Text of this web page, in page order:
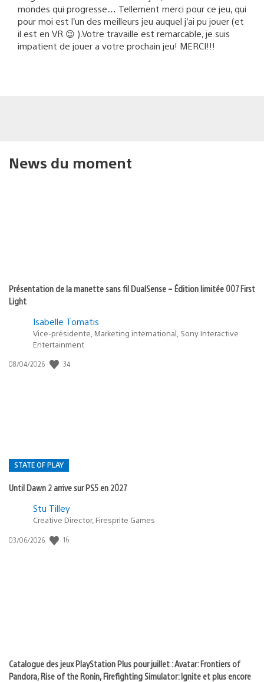
mondes qui progresse… Tellement merci pour ce jeu, qui
pour moi est l’un des meilleurs jeu auquel j’ai pu jouer (et
il est en VR 😉 ).Votre travaille est remarcable, je suis
impatient de jouer a votre prochain jeu! MERCI!!!
News du moment
Présentation de la manette sans fil DualSense – Édition limitée 007 First
Light
Isabelle Tomatis
Vice-présidente, Marketing international, Sony Interactive
Entertainment
Date
08/04/2026 34
STATE OF PLAY
Until Dawn 2 arrive sur PS5 en 2027
Postée
:
Stu Tilley
Creative Director, Firesprite Games
Date
03/06/2026 16
Catalogue des jeux PlayStation Plus pour juillet : Avatar: Frontiers of
Pandora, Rise of the Ronin, Firefighting Simulator: Ignite et plus encore